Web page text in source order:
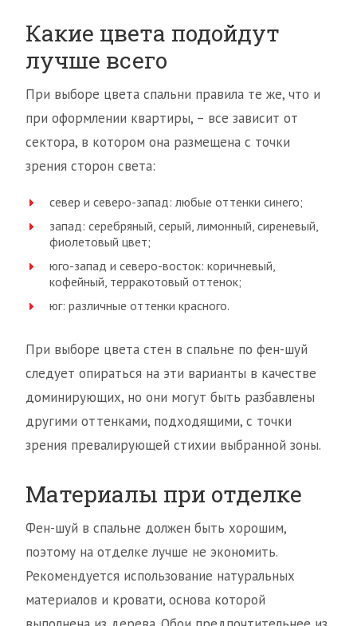
Какие цвета подойдут
лучше всего
При выборе цвета спальни правила те же, что и
при оформлении квартиры, – все зависит от
сектора, в котором она размещена с точки
зрения сторон света:
север и северо-запад: любые оттенки синего;
запад: серебряный, серый, лимонный, сиреневый,
фиолетовый цвет;
юго-запад и северо-восток: коричневый,
кофейный, терракотовый оттенок;
юг: различные оттенки красного.
При выборе цвета стен в спальне по фен-шуй
следует опираться на эти варианты в качестве
доминирующих, но они могут быть разбавлены
другими оттенками, подходящими, с точки
зрения превалирующей стихии выбранной зоны.
Материалы при отделке
Фен-шуй в спальне должен быть хорошим,
поэтому на отделке лучше не экономить.
Рекомендуется использование натуральных
материалов и кровати, основа которой